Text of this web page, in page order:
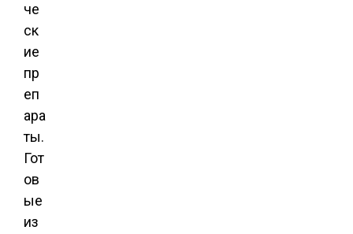
че
ск
ие
пр
еп
ара
ты.
Гот
ов
ые
из